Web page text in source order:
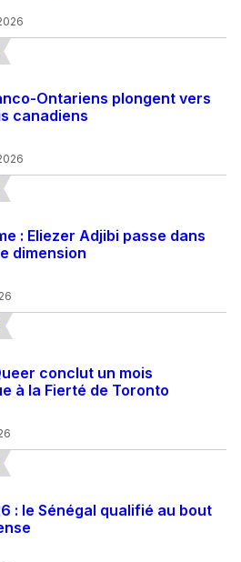
Ontariens plongent vers
canadiens
: Eliezer Adjibi passe dans
dimension
conclut un mois
à la Fierté de Toronto
: le Sénégal qualifié au bout